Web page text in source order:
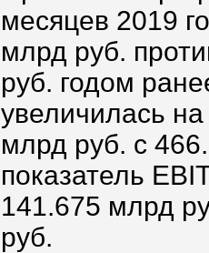
месяцев 2019
млрд руб.
руб. годом
увеличилась
млрд руб. с
показатель
141.675 млрд
руб.